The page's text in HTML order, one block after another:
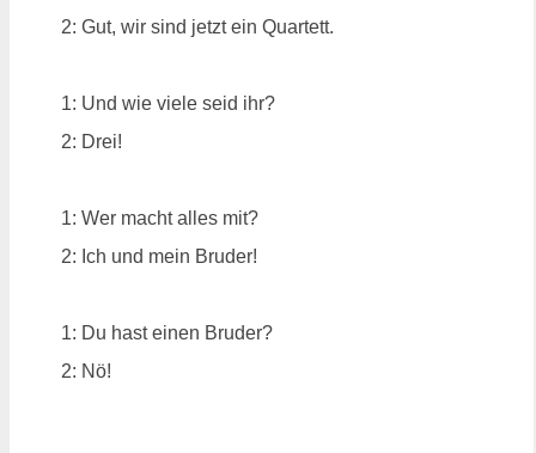
2: Gut, wir sind jetzt ein Quartett.
1: Und wie viele seid ihr?
2: Drei!
1: Wer macht alles mit?
2: Ich und mein Bruder!
1: Du hast einen Bruder?
2: Nö!